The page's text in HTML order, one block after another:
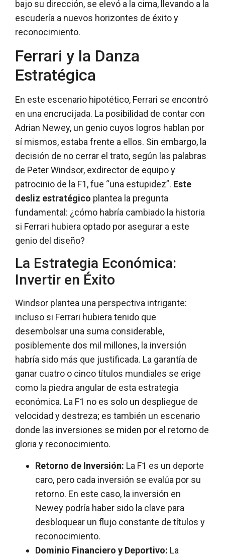
bajo su dirección, se elevó a la cima, llevando a la
escudería a nuevos horizontes de éxito y
reconocimiento.
Ferrari y la Danza
Estratégica
En este escenario hipotético, Ferrari se encontró
en una encrucijada. La posibilidad de contar con
Adrian Newey, un genio cuyos logros hablan por
sí mismos, estaba frente a ellos. Sin embargo, la
decisión de no cerrar el trato, según las palabras
de Peter Windsor, exdirector de equipo y
patrocinio de la F1, fue “una estupidez”. Este
desliz estratégico plantea la pregunta
fundamental: ¿cómo habría cambiado la historia
si Ferrari hubiera optado por asegurar a este
genio del diseño?
La Estrategia Económica:
Invertir en Éxito
Windsor plantea una perspectiva intrigante:
incluso si Ferrari hubiera tenido que
desembolsar una suma considerable,
posiblemente dos mil millones, la inversión
habría sido más que justificada. La garantía de
ganar cuatro o cinco títulos mundiales se erige
como la piedra angular de esta estrategia
económica. La F1 no es solo un despliegue de
velocidad y destreza; es también un escenario
donde las inversiones se miden por el retorno de
gloria y reconocimiento.
Retorno de Inversión: La F1 es un deporte
caro, pero cada inversión se evalúa por su
retorno. En este caso, la inversión en
Newey podría haber sido la clave para
desbloquear un flujo constante de títulos y
reconocimiento.
Dominio Financiero y Deportivo: La